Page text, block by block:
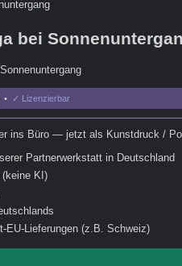
bei
• ✓ Lizenzierbar
ins Büro — jetzt als Kunstdruck /
Partnerwerkstatt in Deutschland
KI)
EU-Lieferungen (z.B. Schweiz)